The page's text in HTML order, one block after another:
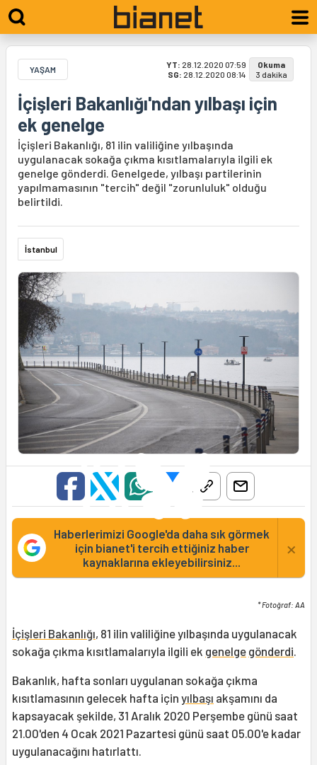
YAŞAM YT: 28.12.2020 07:59
SG: 28.12.2020 08:14
Okuma
3 dakika
İçişleri Bakanlığı'ndan yılbaşı için
ek genelge
İçişleri Bakanlığı, 81 ilin valiliğine yılbaşında
uygulanacak sokağa çıkma kısıtlamalarıyla ilgili ek
genelge gönderdi. Genelgede, yılbaşı partilerinin
yapılmamasının "tercih" değil "zorunluluk" olduğu
belirtildi.
İstanbul
Haberlerimizi Google'da daha sık görmek
için bianet'i tercih ettiğiniz haber
kaynaklarına ekleyebilirsiniz...
×
* Fotoğraf: AA
İçişleri Bakanlığı, 81 ilin valiliğine yılbaşında uygulanacak
sokağa çıkma kısıtlamalarıyla ilgili ek genelge gönderdi.
Bakanlık, hafta sonları uygulanan sokağa çıkma
kısıtlamasının gelecek hafta için yılbaşı akşamını da
kapsayacak şekilde, 31 Aralık 2020 Perşembe günü saat
21.00'den 4 Ocak 2021 Pazartesi günü saat 05.00'e kadar
uygulanacağını hatırlattı.